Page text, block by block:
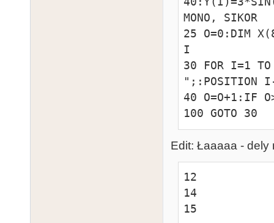
MONO,
25 O=0:DIM
I
30 FOR I=1
40 O=O+1:IF
100 GOTO 30
Edit: Łaaaaa - dely
12
14
15